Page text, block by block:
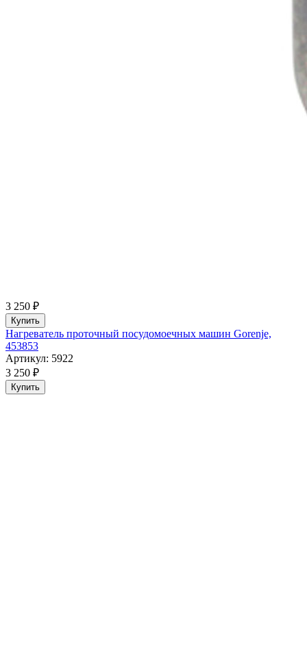
3 250 ₽
Купить
Нагреватель проточный посудомоечных машин Gorenje,
453853
Артикул: 5922
3 250 ₽
Купить